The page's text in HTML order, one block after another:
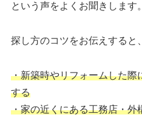
という声をよくお聞きします。
探し方のコツをお伝えすると、
・新築時やリフォームした際
する
・家の近くにある工務店・外